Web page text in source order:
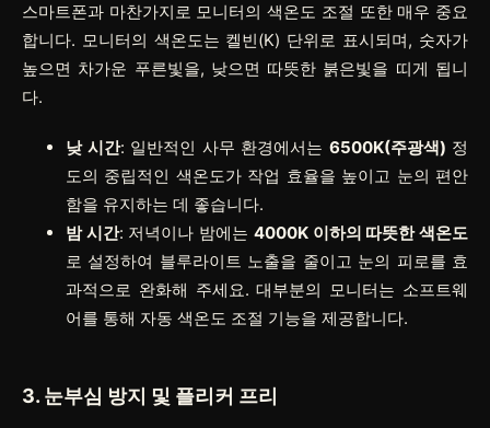
스마트폰과 마찬가지로 모니터의 색온도 조절 또한 매우 중요
합니다. 모니터의 색온도는 켈빈(K) 단위로 표시되며, 숫자가
높으면 차가운 푸른빛을, 낮으면 따뜻한 붉은빛을 띠게 됩니
다.
낮 시간: 일반적인 사무 환경에서는 6500K(주광색) 정
도의 중립적인 색온도가 작업 효율을 높이고 눈의 편안
함을 유지하는 데 좋습니다.
밤 시간: 저녁이나 밤에는 4000K 이하의 따뜻한 색온도
로 설정하여 블루라이트 노출을 줄이고 눈의 피로를 효
과적으로 완화해 주세요. 대부분의 모니터는 소프트웨
어를 통해 자동 색온도 조절 기능을 제공합니다.
3. 눈부심 방지 및 플리커 프리